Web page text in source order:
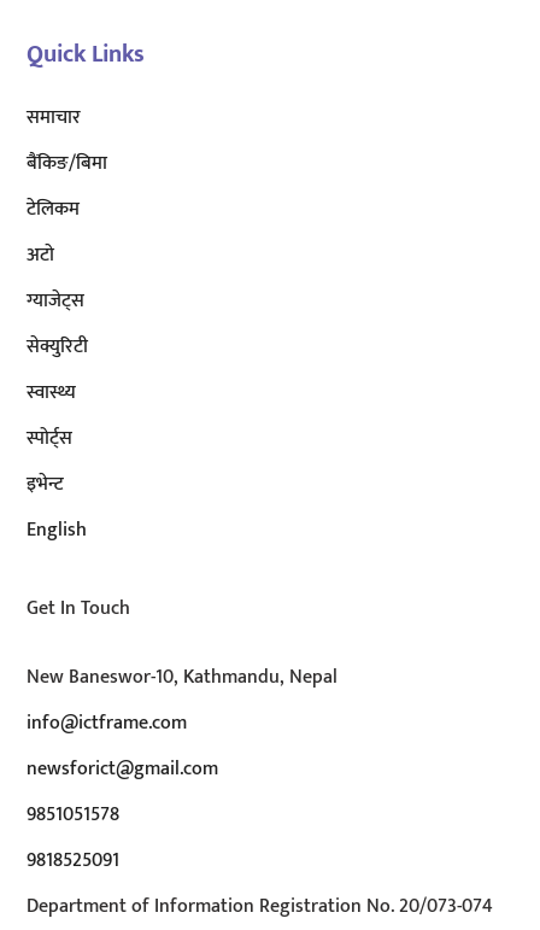
Quick Links
समाचार
बैंकिङ/बिमा
टेलिकम
अटाे
ग्याजेट्स
सेक्युरिटी
स्वास्थ्य
स्पोर्ट्स
इभेन्ट
English
Get In Touch
New Baneswor-10, Kathmandu, Nepal
info@ictframe.com
newsforict@gmail.com
9851051578
9818525091
Department of Information Registration No. 20/073-074